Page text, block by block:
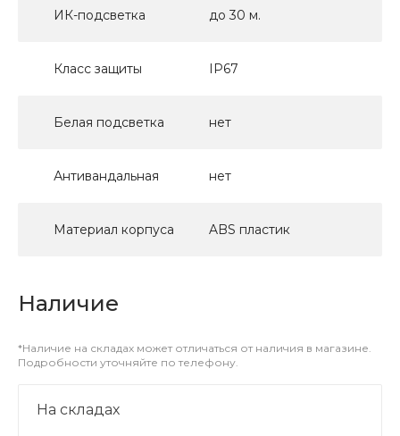
ИК-подсветка до 30 м.
Класс защиты IP67
Белая подсветка нет
Антивандальная нет
Материал корпуса ABS пластик
Наличие
*Наличие на складах может отличаться от наличия в магазине.
Подробности уточняйте по телефону.
На складах